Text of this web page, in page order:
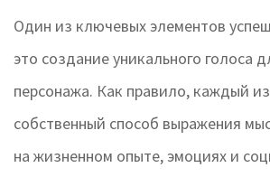
Один из ключевых элементов
это создание уникального голоса
персонажа. Как правило, каждый
собственный способ выражения
на жизненном опыте, эмоциях и